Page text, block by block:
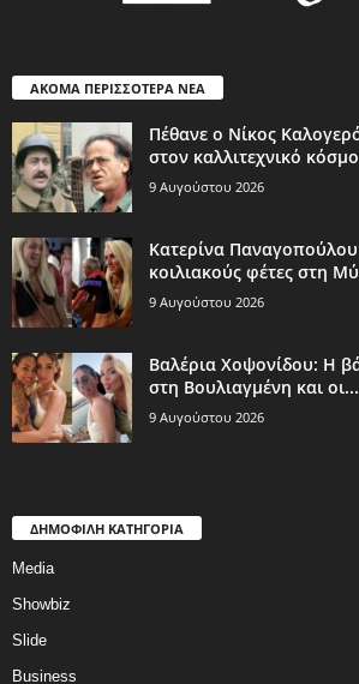
ΑΚΟΜΑ ΠΕΡΙΣΣΟΤΕΡΑ ΝΕΑ
Πέθανε ο Νίκος
στον καλλιτεχνικό κόσμο
9 Αυγούστου 2026
Κατερίνα
κοιλιακούς φέτες στη
9 Αυγούστου 2026
Βαλέρια Χοψονίδου: Η
στη Βουλιαγμένη και οι...
9 Αυγούστου 2026
ΔΗΜΟΦΙΛΗ ΚΑΤΗΓΟΡΙΑ
Media
Showbiz
Slide
Business